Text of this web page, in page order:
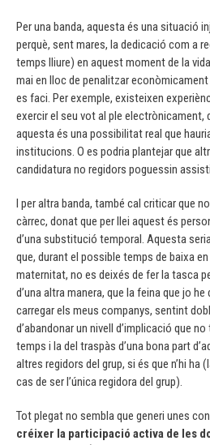
Per una banda, aquesta és una situació
perquè, sent mares, la dedicació com a
temps lliure) en aquest moment de la
mai en lloc de penalitzar
es faci. Per exemple, existeixen
exercir el seu vot al ple electrònicament,
aquesta és una possibilitat real que
institucions. O es podria plantejar que
candidatura no regidors poguessin
I per altra banda, també cal criticar que
càrrec, donat que per llei aquest és
d’una substitució temporal. Aquesta
que, durant el possible temps de baixa en
maternitat, no es deixés de fer la tasca
d’una altra manera, que la feina que jo he
carregar els meus companys, sentint
d’abandonar un nivell d’implicació que
temps i la del traspàs d’una bona part
altres regidors del grup, si és que n’hi ha
cas de ser l’única regidora del grup).
Tot plegat no sembla que generi unes
créixer la participació activa de les